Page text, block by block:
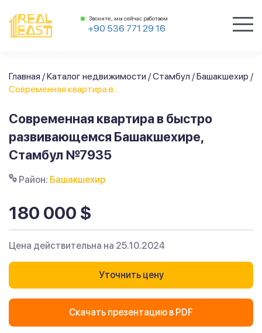
Звоните, мы сейчас работаем
+90 536 771 29 16
Главная /Каталог недвижимости /Стамбул /Башакшехир /
Современная квартира в...
Современная квартира в быстро
развивающемся Башакшехире,
Стамбул №7935
Район: Башакшехир
180 000 $
Цена действительна на 25.10.2024
Уточнить цену
Скачать презентацию в PDF